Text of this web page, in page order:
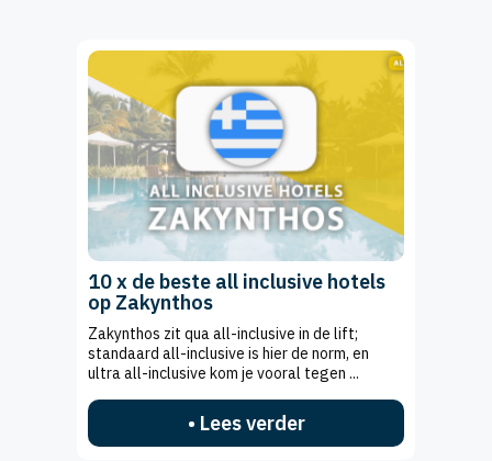
10 x de beste all inclusive hotels
op Zakynthos
Zakynthos zit qua all-inclusive in de lift;
standaard all-inclusive is hier de norm, en
ultra all-inclusive kom je vooral tegen ...
• Lees verder